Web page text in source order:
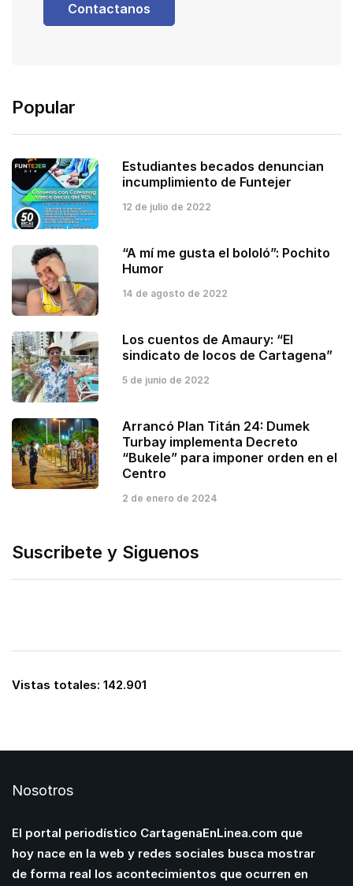
Contactanos
Popular
Estudiantes becados denuncian
incumplimiento de Funtejer
12 de julio de 2022
“A mí me gusta el bololó”: Pochito
Humor
14 de agosto de 2022
Los cuentos de Amaury: “El
sindicato de locos de Cartagena”
5 de junio de 2022
Arrancó Plan Titán 24: Dumek
Turbay implementa Decreto
“Bukele” para imponer orden en el
Centro
2 de enero de 2024
Suscribete y Siguenos
Vistas totales: 142.901
Nosotros
El portal periodístico CartagenaEnLinea.com que
hoy nace en la web y redes sociales busca mostrar
de forma real los acontecimientos que ocurren en